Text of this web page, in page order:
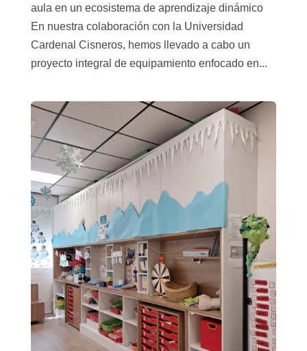
aula en un ecosistema de aprendizaje dinámico
En nuestra colaboración con la Universidad
Cardenal Cisneros, hemos llevado a cabo un
proyecto integral de equipamiento enfocado en...